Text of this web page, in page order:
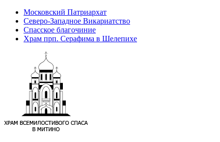
Московский Патриархат
Северо-Западное Викариатство
Спасское благочиние
Храм прп. Серафима в Шелепихе